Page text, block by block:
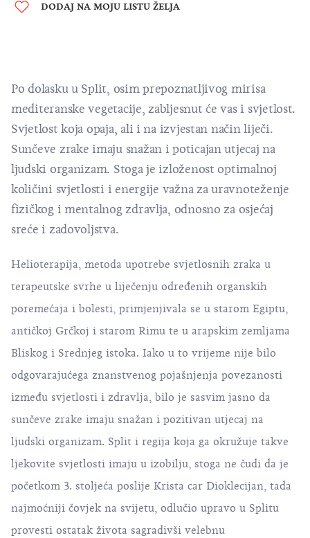
DODAJ NA MOJU LISTU ŽELJA
Po dolasku u Split, osim prepoznatljivog mirisa
mediteranske vegetacije, zabljesnut će vas i svjetlost.
Svjetlost koja opaja, ali i na izvjestan način liječi.
Sunčeve zrake imaju snažan i poticajan utjecaj na
ljudski organizam. Stoga je izloženost optimalnoj
količini svjetlosti i energije važna za uravnoteženje
fizičkog i mentalnog zdravlja, odnosno za osjećaj
sreće i zadovoljstva.
Helioterapija, metoda upotrebe svjetlosnih zraka u
terapeutske svrhe u liječenju određenih organskih
poremećaja i bolesti, primjenjivala se u starom Egiptu,
antičkoj Grčkoj i starom Rimu te u arapskim zemljama
Bliskog i Srednjeg istoka. Iako u to vrijeme nije bilo
odgovarajućega znanstvenog pojašnjenja povezanosti
između svjetlosti i zdravlja, bilo je sasvim jasno da
sunčeve zrake imaju snažan i pozitivan utjecaj na
ljudski organizam. Split i regija koja ga okružuje takve
ljekovite svjetlosti imaju u izobilju, stoga ne čudi da je
početkom 3. stoljeća poslije Krista car Dioklecijan, tada
najmoćniji čovjek na svijetu, odlučio upravo u Splitu
provesti ostatak života sagradivši velebnu